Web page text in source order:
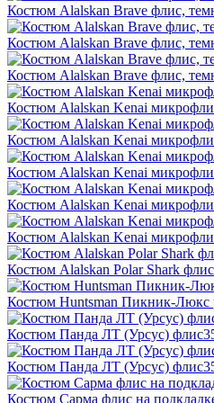
Костюм Alalskan Brave флис,
Костюм Alalskan Brave флис,
Костюм Alalskan Brave флис,
Костюм Alalskan Kenai
Костюм Alalskan Kenai
Костюм Alalskan Kenai
Костюм Alalskan Kenai
Костюм Alalskan Kenai
Костюм Alalskan Polar Shark
Костюм Huntsman Пикник-Люкс
Костюм Панда ЛТ (Урсус)
Костюм Панда ЛТ (Урсус)
Костюм Сарма флис на